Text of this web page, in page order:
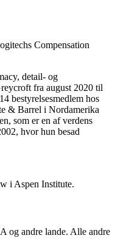
Compensation
detail- og
fra august 2020 til
bestyrelsesmedlem hos
& Barrel i Nordamerika
som er en af verdens
hvor hun besad
i Aspen Institute.
og andre lande. Alle andre